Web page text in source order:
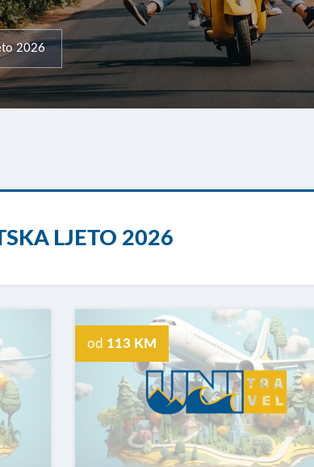
2026
LJETO 2026
od 113 KM